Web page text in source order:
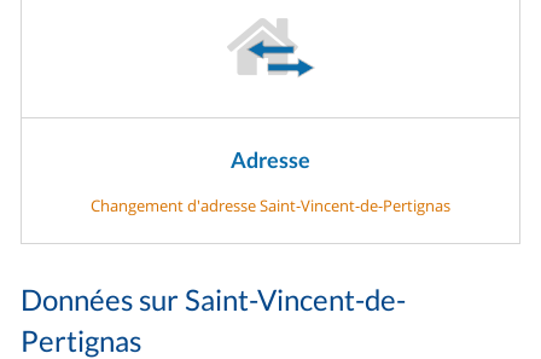
Adresse
Changement d'adresse Saint-Vincent-de-Pertignas
Données sur Saint-Vincent-de-
Pertignas